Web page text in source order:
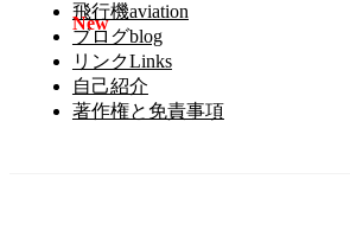
飛行機aviation
ブログblog
リンクLinks
自己紹介
著作権と免責事項